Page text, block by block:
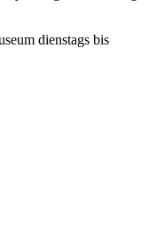
dienstags bis